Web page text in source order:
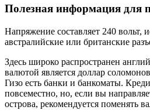
Полезная информация для
Напряжение составляет 240 вольт,
австралийские или британские
Здесь широко распространен
валютой является доллар
Гизо есть банки и банкоматы.
повсеместно, но, если вы
острова, рекомендуется поменять